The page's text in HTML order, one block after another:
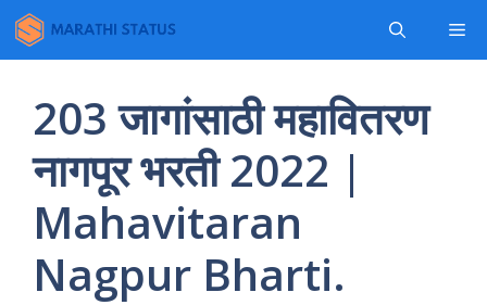
Skip
to
content
203 जागांसाठी महावितरण
नागपूर भरती 2022 |
Mahavitaran
Nagpur Bharti.